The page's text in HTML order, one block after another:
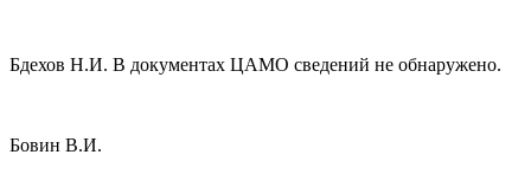
Бдехов Н.И. В документах ЦАМО сведений не обнаружено.
Бовин В.И.